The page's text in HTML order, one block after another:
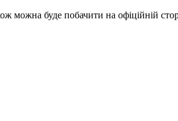
можна буде побачити на офіційній